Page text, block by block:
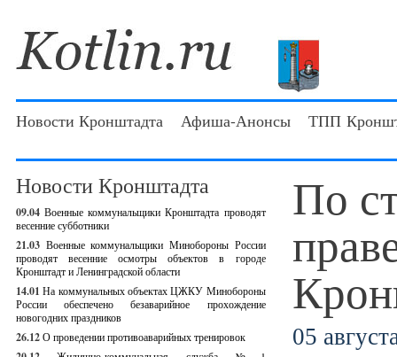
Новости Кронштадта Афиша-Анонсы ТПП
Новости Кронштадта
09.04 Военные коммунальщики Кронштадта проводят
весенние субботники
21.03 Военные коммунальщики Минобороны России
проводят весенние осмотры объектов в городе
Кронштадт и Ленинградской области
14.01 На коммунальных объектах ЦЖКУ Минобороны
России обеспечено безаварийное прохождение
новогодних праздников
26.12О проведении противоаварийных тренировок
По
05